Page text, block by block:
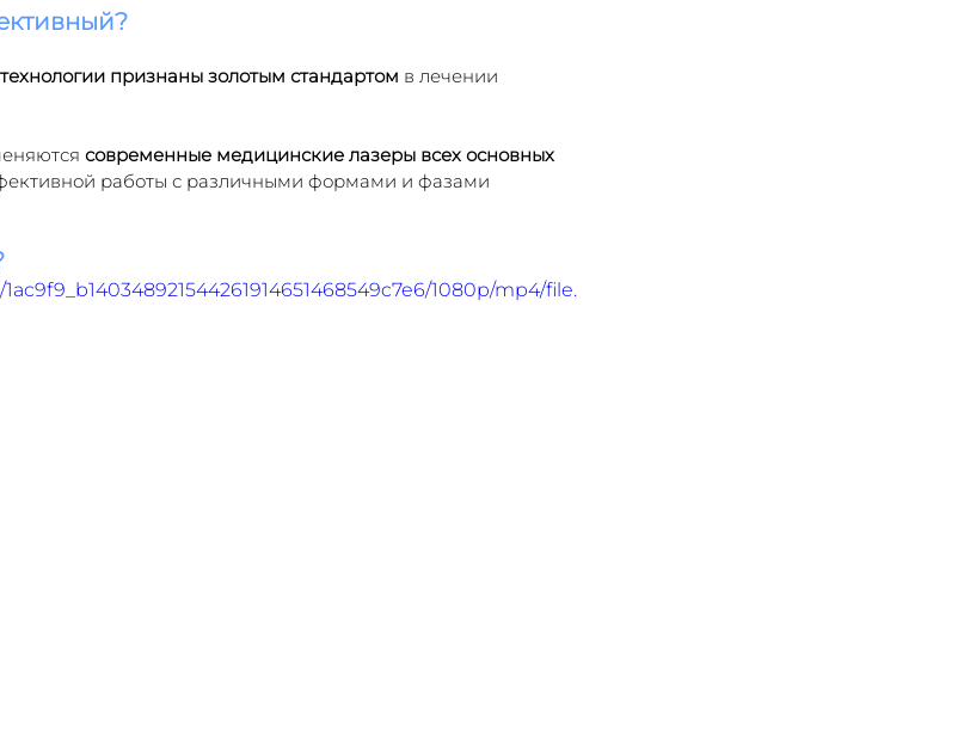
признаны золотым стандартом в лечении
современные медицинские лазеры всех основных
работы с различными формами и фазами
1080p/mp4/file.